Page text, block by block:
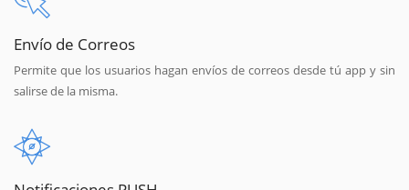
Envío de Correos
Permite que los usuarios hagan envíos de correos desde tú app y sin
salirse de la misma.